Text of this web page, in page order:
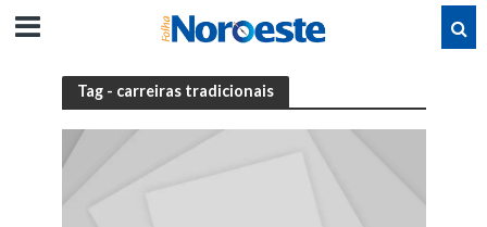
Tag - carreiras tradicionais